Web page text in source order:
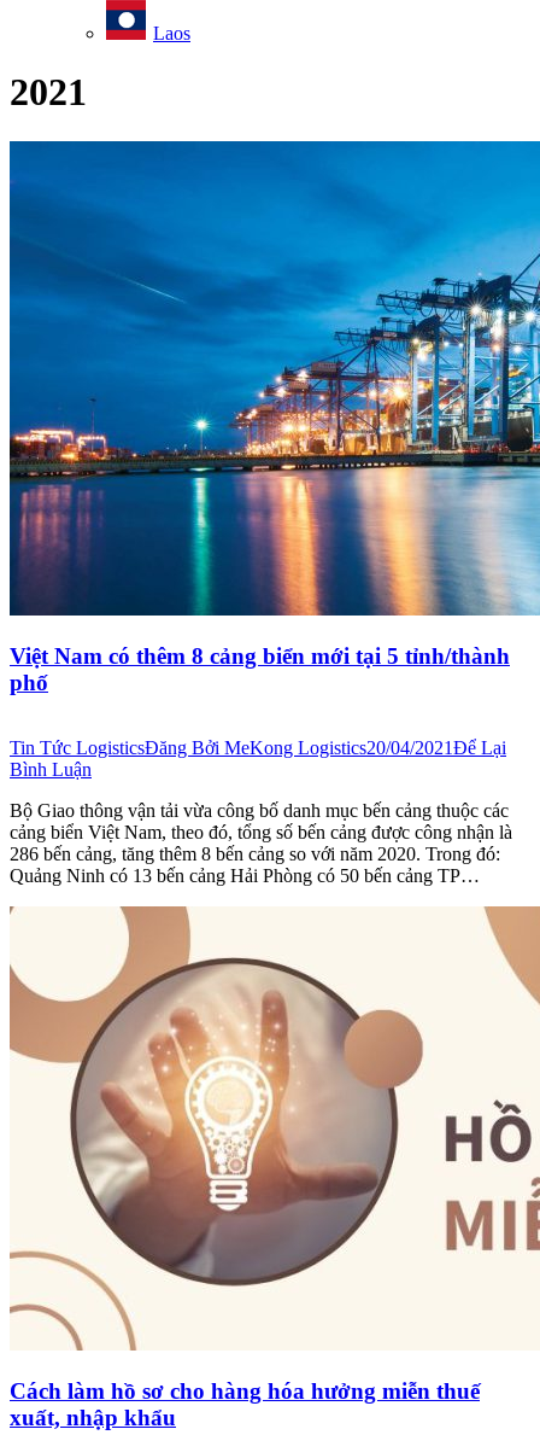
Laos
2021
Việt Nam có thêm 8 cảng biển mới tại 5 tỉnh/thành
phố
Tin Tức LogisticsĐăng Bởi MeKong Logistics20/04/2021Để Lại
Bình Luận
Bộ Giao thông vận tải vừa công bố danh mục bến cảng thuộc các
cảng biển Việt Nam, theo đó, tổng số bến cảng được công nhận là
286 bến cảng, tăng thêm 8 bến cảng so với năm 2020. Trong đó:
Quảng Ninh có 13 bến cảng Hải Phòng có 50 bến cảng TP…
Cách làm hồ sơ cho hàng hóa hưởng miễn thuế
xuất, nhập khẩu